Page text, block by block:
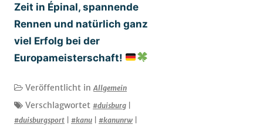
Zeit in Épinal, spannende
Rennen und natürlich ganz
viel Erfolg bei der
Europameisterschaft!
Veröffentlicht inAllgemein
Verschlagwortet #duisburg
#duisburgsport
#kanu #kanunrw